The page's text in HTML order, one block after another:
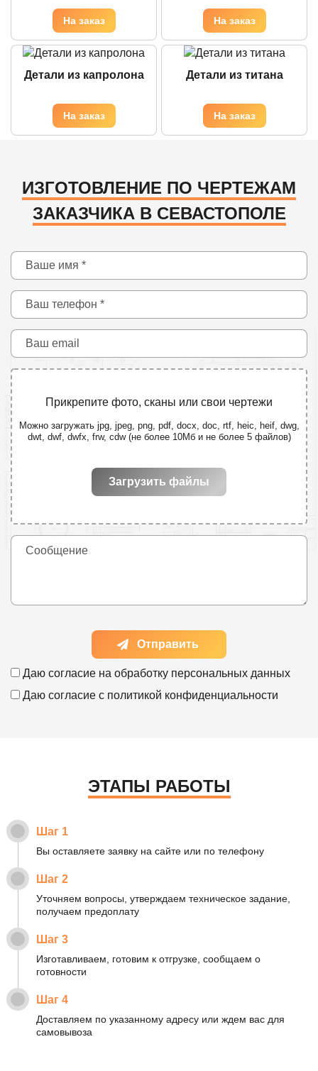
Детали из капролона Детали из титана
ИЗГОТОВЛЕНИЕ ПО ЧЕРТЕЖАМ
ЗАКАЗЧИКА В СЕВАСТОПОЛЕ
Прикрепите фото, сканы или свои чертежи
Можно загружать jpg, jpeg, png, pdf, docx, doc, rtf, heic, heif, dwg,
dwt, dwf, dwfx, frw, cdw (не более 10Мб и не более 5 файлов)
Загрузить файлы
Отправить
Даю согласие на обработку персональных данных
Даю согласие с политикой конфиденциальности
ЭТАПЫ РАБОТЫ
Шаг 1
Вы оставляете заявку на сайте или по телефону
Шаг 2
Уточняем вопросы, утверждаем техническое задание,
получаем предоплату
Шаг 3
Изготавливаем, готовим к отгрузке, сообщаем о
готовности
Шаг 4
Доставляем по указанному адресу или ждем вас для
самовывоза